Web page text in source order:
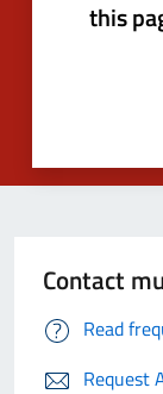
this
Contact
Read
Request